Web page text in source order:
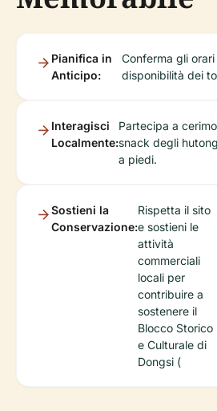
Pianifica in
Anticipo:
Conferma gli
disponibilità dei
Interagisci
Localmente:
Partecipa a
snack degli
a piedi.
Sostieni la
Conservazione:
Rispetta il sito
e sostieni le
attività
commerciali
locali per
contribuire a
sostenere il
Blocco Storico
e Culturale di
Dongsi (